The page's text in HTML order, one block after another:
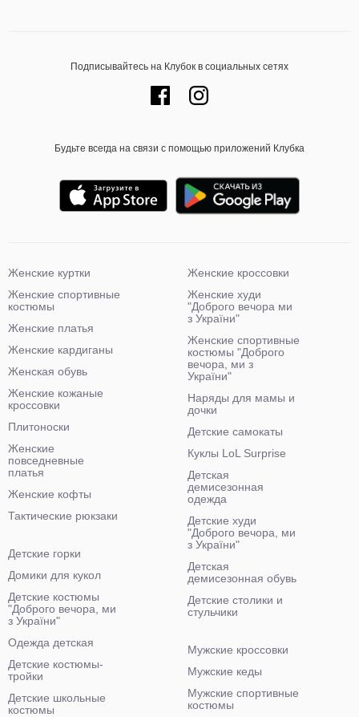
Подписывайтесь на Клубок в социальных сетях
Будьте всегда на связи с помощью приложений Клубка
Женские куртки
Женские спортивные
костюмы
Женские платья
Женские кардиганы
Женская обувь
Женские кожаные
кроссовки
Плитоноски
Женские
повседневные
платья
Женские кофты
Тактические рюкзаки
Женские кроссовки
Женские худи
"Доброго вечора ми
з України"
Женские спортивные
костюмы "Доброго
вечора, ми з
України"
Наряды для мамы и
дочки
Детские самокаты
Куклы LoL Surprise
Детская
демисезонная
одежда
Детские худи
"Доброго вечора, ми
з України"
Детская
демисезонная обувь
Детские столики и
стульчики
Детские горки
Домики для кукол
Детские костюмы
"Доброго вечора, ми
з України"
Одежда детская
Детские костюмы-
тройки
Детские школьные
костюмы
Мужские кроссовки
Мужские кеды
Мужские спортивные
костюмы